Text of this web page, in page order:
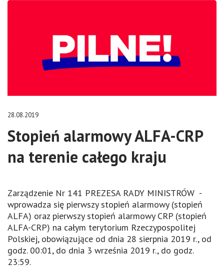
28.08.2019
Stopień alarmowy ALFA-CRP
na terenie całego kraju
Zarządzenie Nr 141 PREZESA RADY MINISTRÓW -
wprowadza się pierwszy stopień alarmowy (stopień
ALFA) oraz pierwszy stopień alarmowy CRP (stopień
ALFA-CRP) na całym terytorium Rzeczypospolitej
Polskiej, obowiązujące od dnia 28 sierpnia 2019 r., od
godz. 00:01, do dnia 3 września 2019 r., do godz.
23:59.